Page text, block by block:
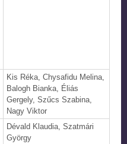
Kis Réka, Chysafidu Melina,
Balogh Bianka, Éliás
Gergely, Szűcs Szabina,
Nagy Viktor
Dévald Klaudia, Szatmári
György